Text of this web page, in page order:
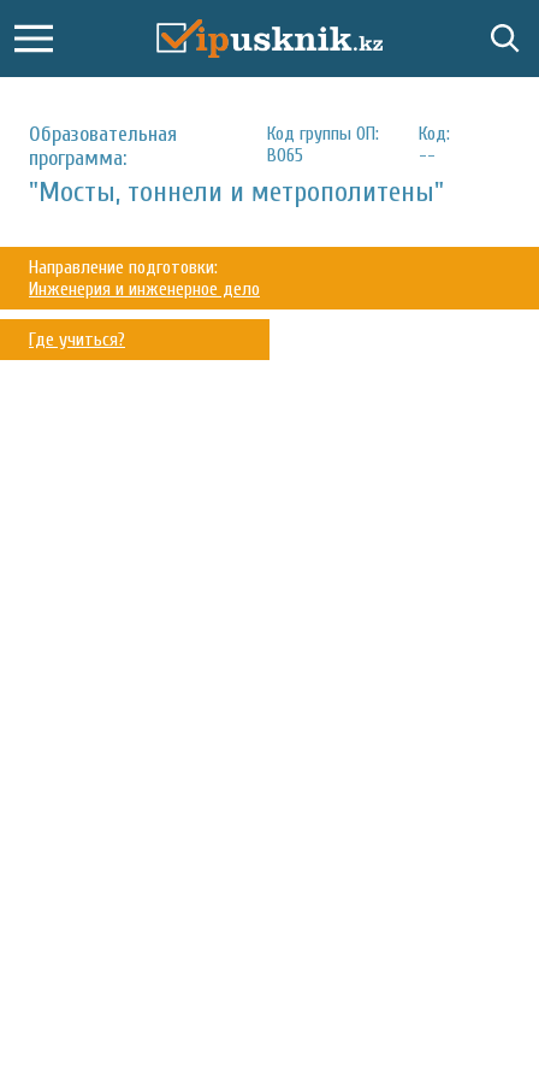
Образовательная
программа:
Код группы ОП:
B065
Код:
--
"Мосты, тоннели и метрополитены"
Направление подготовки:
Инженерия и инженерное дело
Где учиться?